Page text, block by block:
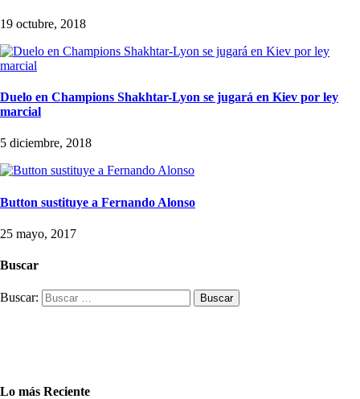
19 octubre, 2018
Duelo en Champions Shakhtar-Lyon se jugará en Kiev por ley
marcial
5 diciembre, 2018
Button sustituye a Fernando Alonso
25 mayo, 2017
Buscar
Buscar:
Lo más Reciente